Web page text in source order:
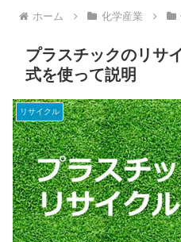
ホーム 化学産業
プラスチックのリサ
式を使って説明
リサイクル